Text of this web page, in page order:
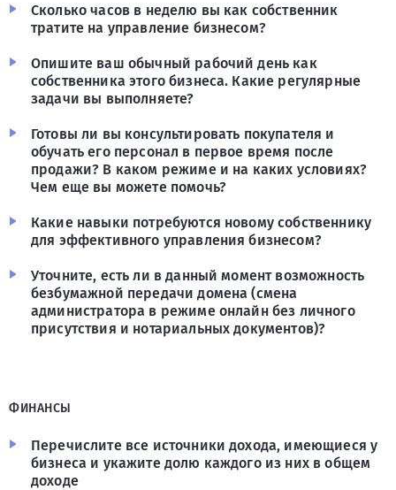
Сколько часов в неделю вы как собственник
тратите на управление бизнесом?
Опишите ваш обычный рабочий день как
собственника этого бизнеса. Какие регулярные
задачи вы выполняете?
Готовы ли вы консультировать покупателя и
обучать его персонал в первое время после
продажи? В каком режиме и на каких условиях?
Чем еще вы можете помочь?
Какие навыки потребуются новому собственнику
для эффективного управления бизнесом?
Уточните, есть ли в данный момент возможность
безбумажной передачи домена (смена
администратора в режиме онлайн без личного
присутствия и нотариальных документов)?
ФИНАНСЫ
Перечислите все источники дохода, имеющиеся у
бизнеса и укажите долю каждого из них в общем
доходе